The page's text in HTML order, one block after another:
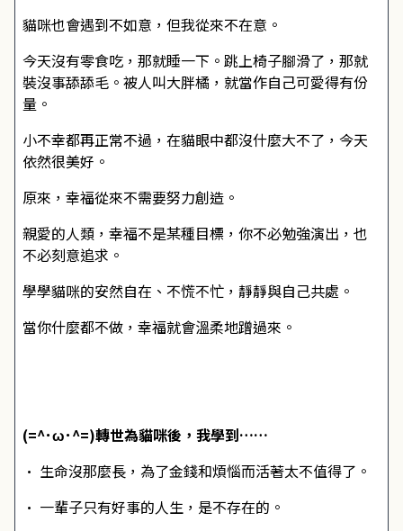
貓咪也會遇到不如意，但我從來不在意。
今天沒有零食吃，那就睡一下。跳上椅子腳滑了，那就
裝沒事舔舔毛。被人叫大胖橘，就當作自己可愛得有份
量。
小不幸都再正常不過，在貓眼中都沒什麼大不了，今天
依然很美好。
原來，幸福從來不需要努力創造。
親愛的人類，幸福不是某種目標，你不必勉強演出，也
不必刻意追求。
學學貓咪的安然自在、不慌不忙，靜靜與自己共處。
當你什麼都不做，幸福就會溫柔地蹭過來。
(=^･ω･^=)轉世為貓咪後，我學到……
• 生命沒那麼長，為了金錢和煩惱而活著太不值得了。
• 一輩子只有好事的人生，是不存在的。